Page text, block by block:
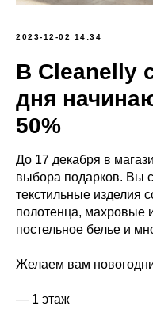
2023-12-02 14:34
В Cleanelly
дня
50%
До 17 декабря в
выбора подарков. Вы
текстильные изделия
полотенца, махровые
постельное белье и
Желаем вам
— 1 этаж